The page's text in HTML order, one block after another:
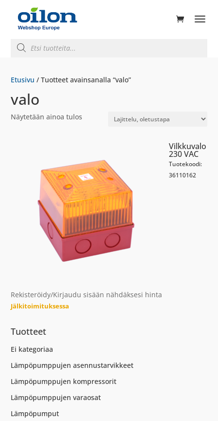
search
Etusivu / Tuotteet avainsanalla “valo”
valo
Näytetään ainoa tulos
Vilkkuvalo
230 VAC
Tuotekoodi:
36110162
Rekisteröidy/Kirjaudu sisään nähdäksesi hinta
Jälkitoimituksessa
Tuotteet
Ei kategoriaa
Lämpöpumppujen asennustarvikkeet
Lämpöpumppujen kompressorit
Lämpöpumppujen varaosat
Lämpöpumput